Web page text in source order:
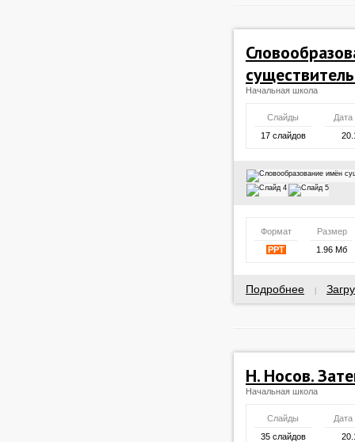
Начальная школа
Слайды
Дата
17 слайдов
Формат
Размер
PPT
1.96 Мб
Подробнее
Н. Носов.
Начальная школа
Слайды
Дата
35 слайдов